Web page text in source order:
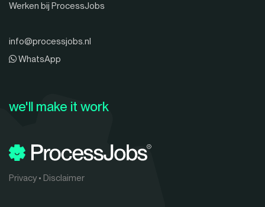
Werken bij ProcessJobs
info@processjobs.nl
WhatsApp
Privacy• Disclaimer
we'll make it work